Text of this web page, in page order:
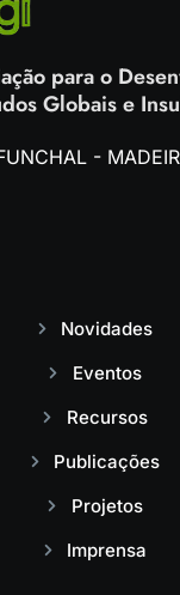
para o
Globais e
-
Novidades
Eventos
Recursos
Publicações
Projetos
Imprensa